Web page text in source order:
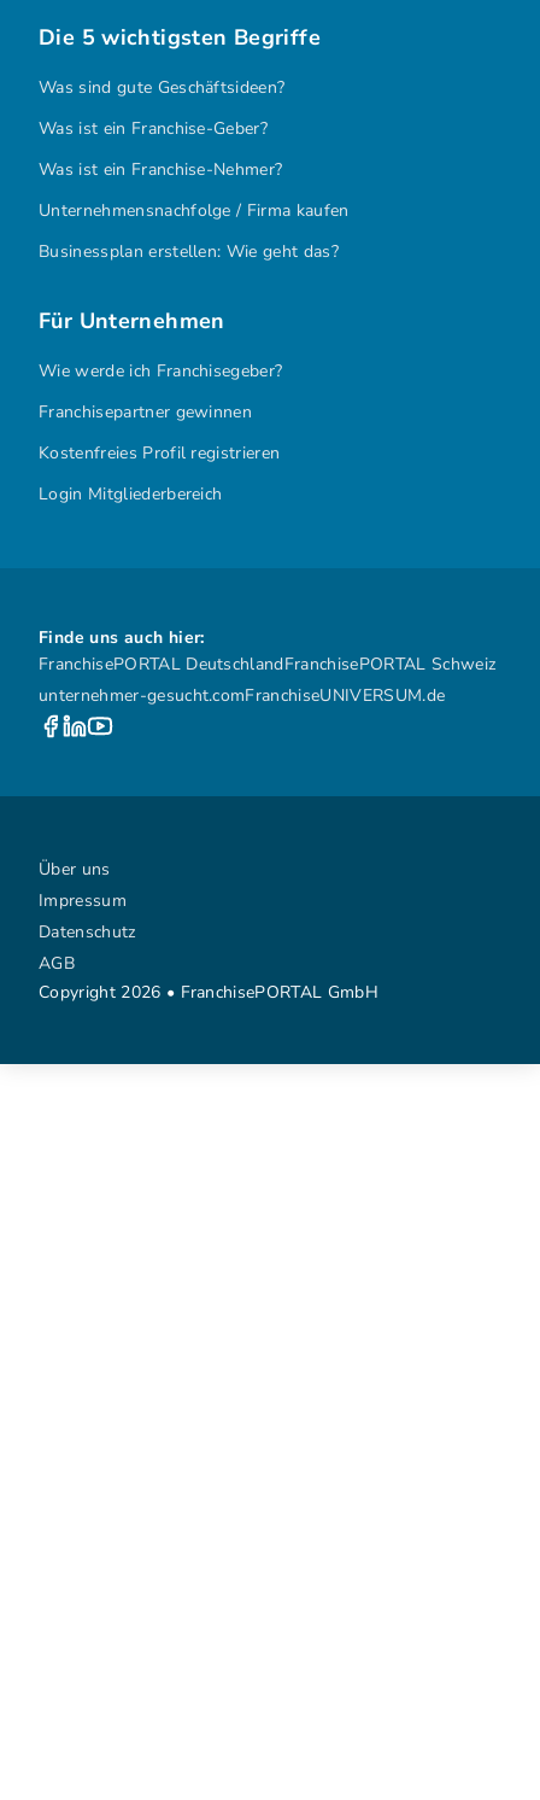
Die 5 wichtigsten Begriffe
Was sind gute Geschäftsideen?
Was ist ein Franchise-Geber?
Was ist ein Franchise-Nehmer?
Unternehmensnachfolge / Firma kaufen
Businessplan erstellen: Wie geht das?
Für Unternehmen
Wie werde ich Franchisegeber?
Franchisepartner gewinnen
Kostenfreies Profil registrieren
Login Mitgliederbereich
Finde uns auch hier:
FranchisePORTAL DeutschlandFranchisePORTAL Schweiz
unternehmer-gesucht.comFranchiseUNIVERSUM.de
Copyright 2026 • FranchisePORTAL GmbH
Über uns
Impressum
Datenschutz
AGB